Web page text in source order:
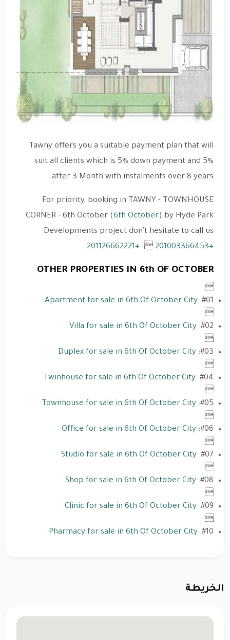
Tawny offers you a suitable payment plan that will
suit all clients which is 5% down payment and 5%
after 3 Month with instalments over 8 years.
For priority, booking in TAWNY - TOWNHOUSE
CORNER - 6th October (6th October) by Hyde Park
Developments project don't hesitate to call us
+201003366453

-
+201126662221
OTHER PROPERTIES IN 6th OF OCTOBER

#01:
Apartment for sale in 6th Of October City

#02:
Villa for sale in 6th Of October City

#03:
Duplex for sale in 6th Of October City

#04:
Twinhouse for sale in 6th Of October City

#05:
Townhouse for sale in 6th Of October City

#06:
Office for sale in 6th Of October City

#07:
Studio for sale in 6th Of October City

#08:
Shop for sale in 6th Of October City

#09:
Clinic for sale in 6th Of October City

#10:
Pharmacy for sale in 6th Of October City
الخريطة